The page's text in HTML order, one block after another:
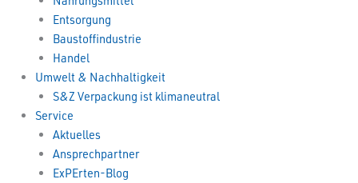
Entsorgung
Baustoffindustrie
Handel
Umwelt & Nachhaltigkeit
S&Z Verpackung ist klimaneutral
Service
Aktuelles
Ansprechpartner
ExPErten-Blog